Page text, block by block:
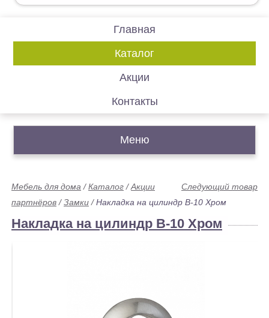
Главная
Каталог
Акции
Контакты
Меню
Следующий товар
Мебель для дома /Каталог /Акции
партнёров /Замки /Накладка на цилиндр B-10 Хром
Накладка на цилиндр B-10 Хром